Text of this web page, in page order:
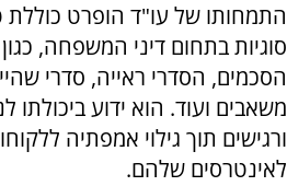
התמחותו של עו"ד הופרט כוללת
סוגיות בתחום דיני המשפחה, כגון
הסכמים, הסדרי ראייה, סדרי
משאבים ועוד. הוא ידוע ביכולתו
ורגישים תוך גילוי אמפתיה
לאינטרסים שלהם.